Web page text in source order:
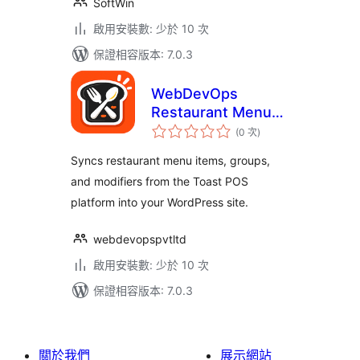
SoftWin
啟用安裝數: 少於 10 次
保證相容版本: 7.0.3
WebDevOps
Restaurant Menu
Sync for Toast
(0 次評
分
數
)
Syncs restaurant menu items, groups,
and modifiers from the Toast POS
platform into your WordPress site.
webdevopspvtltd
啟用安裝數: 少於 10 次
保證相容版本: 7.0.3
關於我們 展示網站